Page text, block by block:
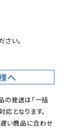
さい。
へ
の発送は「一括
となります。
い商品に合わせ